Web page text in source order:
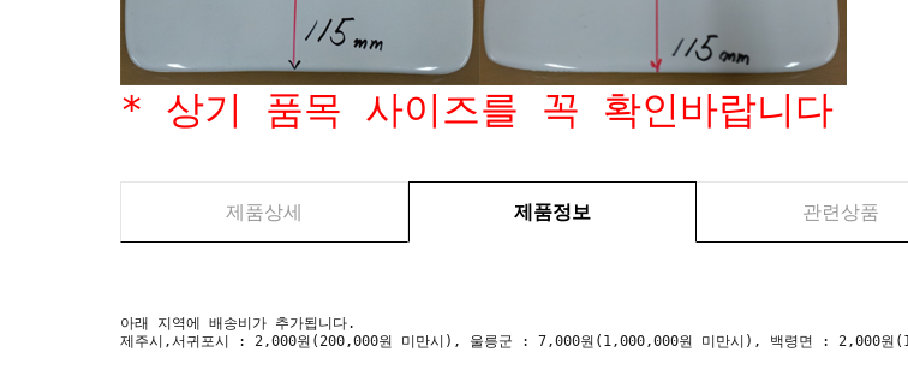
* 상기 품목 사이즈를 꼭 확인바랍니다
제품상세 제품정보 관련상품
아래 지역에 배송비가 추가됩니다.
제주시,서귀포시 : 2,000원(200,000원 미만시), 울릉군 : 7,000원(1,000,000원 미만시), 백령면 : 2,000원